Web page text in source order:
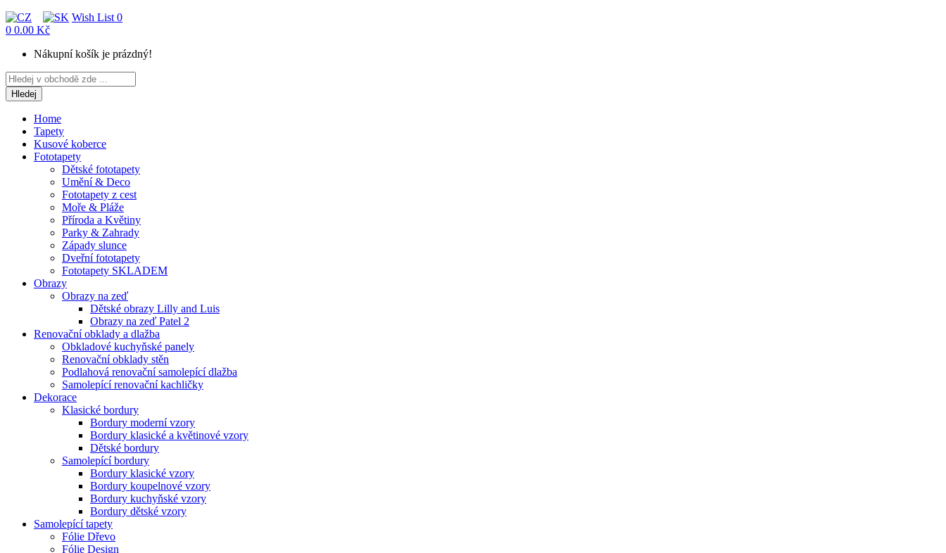
Wish List 0
0 0.00 Kč
Nákupní košík je prázdný!
Hledej
Home
Tapety
Kusové koberce
Fototapety
Dětské fototapety
Umění & Deco
Fototapety z cest
Moře & Pláže
Příroda a Květiny
Parky & Zahrady
Západy slunce
Dveřní fototapety
Fototapety SKLADEM
Obrazy
Obrazy na zeď
Dětské obrazy Lilly and Luis
Obrazy na zeď Patel 2
Renovační obklady a dlažba
Obkladové kuchyňské panely
Renovační obklady stěn
Podlahová renovační samolepící dlažba
Samolepící renovační kachličky
Dekorace
Klasické bordury
Bordury moderní vzory
Bordury klasické a květinové vzory
Dětské bordury
Samolepící bordury
Bordury klasické vzory
Bordury koupelnové vzory
Bordury kuchyňské vzory
Bordury dětské vzory
Samolepící tapety
Fólie Dřevo
Fólie Design